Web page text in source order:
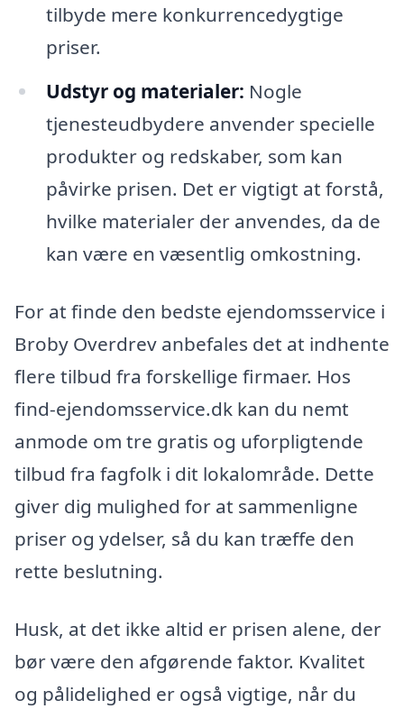
tilbyde mere konkurrencedygtige
priser.
Udstyr og materialer: Nogle
tjenesteudbydere anvender specielle
produkter og redskaber, som kan
påvirke prisen. Det er vigtigt at forstå,
hvilke materialer der anvendes, da de
kan være en væsentlig omkostning.
For at finde den bedste ejendomsservice i
Broby Overdrev anbefales det at indhente
flere tilbud fra forskellige firmaer. Hos
find-ejendomsservice.dk kan du nemt
anmode om tre gratis og uforpligtende
tilbud fra fagfolk i dit lokalområde. Dette
giver dig mulighed for at sammenligne
priser og ydelser, så du kan træffe den
rette beslutning.
Husk, at det ikke altid er prisen alene, der
bør være den afgørende faktor. Kvalitet
og pålidelighed er også vigtige, når du